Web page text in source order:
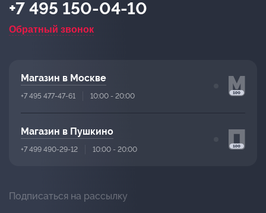
+7 495 150-04-10
Обратный звонок
Магазин в Москве
+7 495 477-47-61 10:00 - 20:00
Магазин в Пушкино
+7 499 490-29-12 10:00 - 20:00
Подписаться на рассылку